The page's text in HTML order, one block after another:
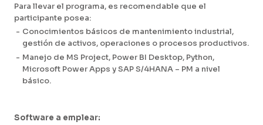
Para llevar el programa, es recomendable que el
participante posea:
- Conocimientos básicos de mantenimiento industrial,
gestión de activos, operaciones o procesos productivos.
- Manejo de MS Project, Power BI Desktop, Python,
Microsoft Power Apps y SAP S/4HANA – PM a nivel
básico.
Software a emplear: